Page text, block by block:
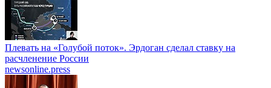
Плевать на «Голубой поток». Эрдоган сделал ставку на
расчленение России
newsonline.press